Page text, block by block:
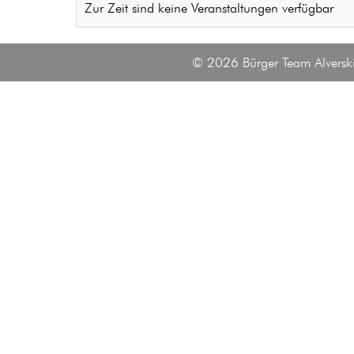
Zur Zeit sind keine Veranstaltungen verfügbar
© 2026 Bürger Team